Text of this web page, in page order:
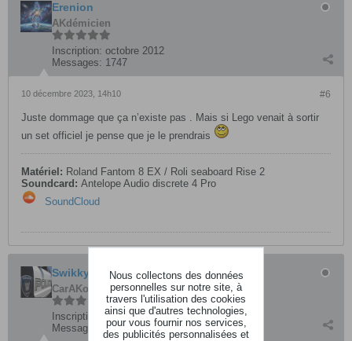
Erenion
AKdémicien
Inscription: octobre 2012
Messages: 1747
#6
10 décembre 2023, 14h10
Juste dommage que ça n’existe pas . Mais si Lego venait à sortir
un set officiel je pense que je le prendrais
Matériel: Roland Fantom 8 EX / Roli seaboard Rise 2
Soundcard: Antelope Audio discrete 4 Pro
SoundCloud
Swikkythorn
CarAKoleur
Inscription:
septembre 2011
Messages:
3655
Nous collectons des données
personnelles sur notre site, à
travers l'utilisation des cookies
ainsi que d'autres technologies,
pour vous fournir nos services,
des publicités personnalisées et